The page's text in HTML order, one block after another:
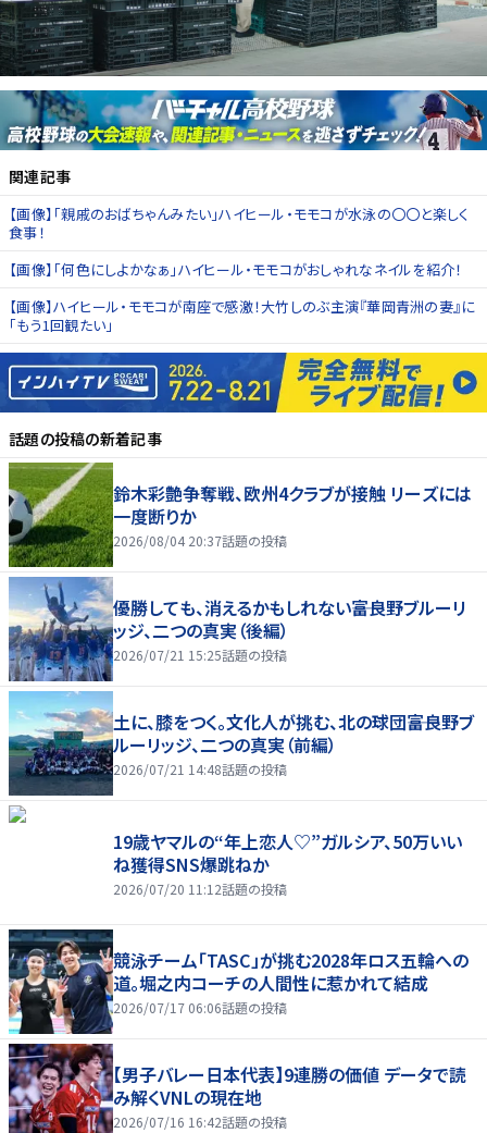
関連記事
【画像】「親戚のおばちゃんみたい」ハイヒール・モモコが水泳の〇〇と楽しく
食事！
【画像】「何色にしよかなぁ」ハイヒール・モモコがおしゃれなネイルを紹介！
【画像】ハイヒール・モモコが南座で感激！大竹しのぶ主演『華岡青洲の妻』に
「もう1回観たい」
話題の投稿の新着記事
鈴木彩艶争奪戦、欧州4クラブが接触 リーズには
一度断りか
2026/08/04 20:37話題の投稿
優勝しても、消えるかもしれない――富良野ブルーリ
ッジ、二つの真実（後編）
2026/07/21 15:25話題の投稿
土に、膝をつく。文化人が挑む、北の球団――富良野ブ
ルーリッジ、二つの真実（前編）
2026/07/21 14:48話題の投稿
19歳ヤマルの“年上恋人♡”ガルシア、50万いい
ね獲得SNS爆跳ねか
2026/07/20 11:12話題の投稿
競泳チーム「TASC」が挑む2028年ロス五輪への
道。堀之内コーチの人間性に惹かれて結成
2026/07/17 06:06話題の投稿
【男子バレー日本代表】9連勝の価値 データで読
み解くVNLの現在地
2026/07/16 16:42話題の投稿